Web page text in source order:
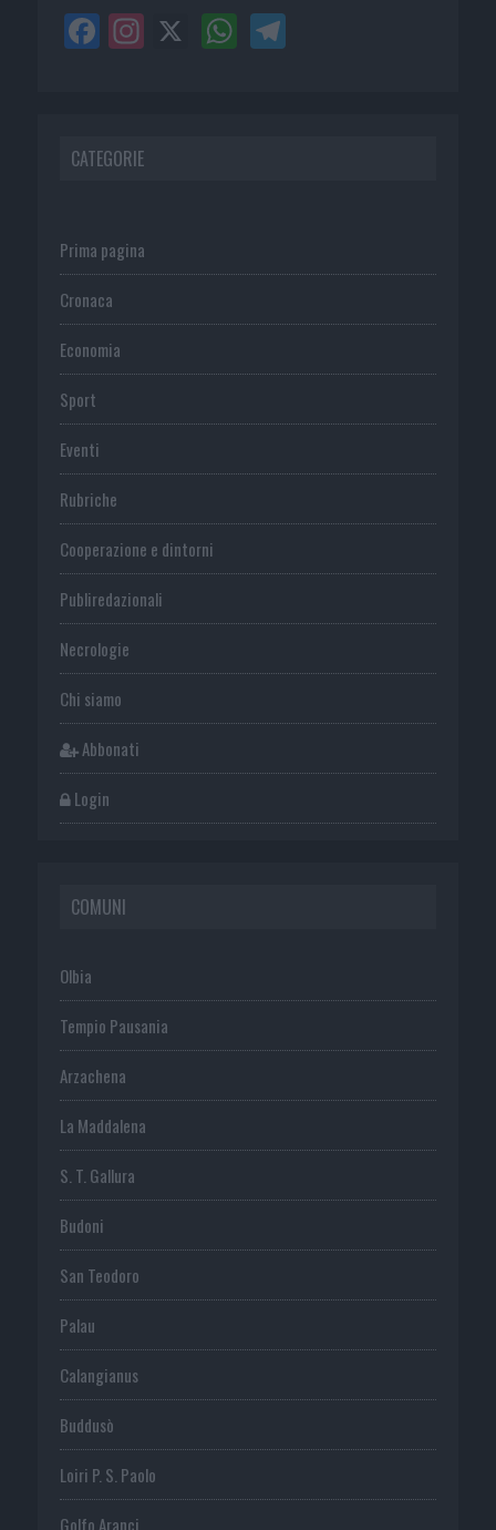
CATEGORIE
Prima pagina
Cronaca
Economia
Sport
Eventi
Rubriche
Cooperazione e dintorni
Publiredazionali
Necrologie
Chi siamo
Abbonati
Login
COMUNI
Olbia
Tempio Pausania
Arzachena
La Maddalena
S. T. Gallura
Budoni
San Teodoro
Palau
Calangianus
Buddusò
Loiri P. S. Paolo
Golfo Aranci